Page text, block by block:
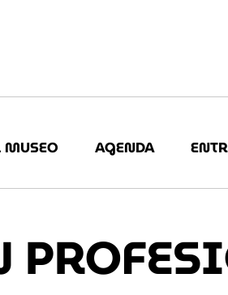
MUSEO AGENDA